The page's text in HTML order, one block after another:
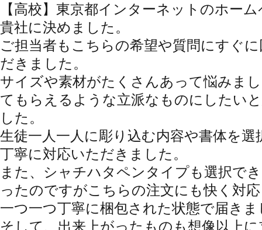
【高校】東京都インターネットのホー
貴社に決めました。
ご担当者もこちらの希望や質問にすぐ
だきました。
サイズや素材がたくさんあって悩みま
てもらえるような立派なものにしたい
した。
生徒一人一人に彫り込む内容や書体を
丁寧に対応いただきました。
また、シャチハタペンタイプも選択で
ったのですがこちらの注文にも快く対
一つ一つ丁寧に梱包された状態で届きま
そして、出来上がったものも想像以上